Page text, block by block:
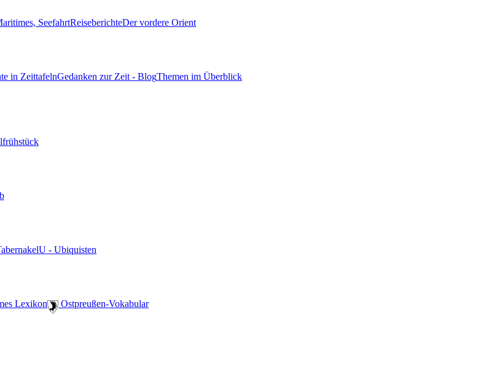
SeefahrtReiseberichteDer vordere Orient
in ZeittafelnGedanken zur Zeit - BlogThemen im Überblick
U - Ubiquisten
Lexikon ️ Ostpreußen-Vokabular